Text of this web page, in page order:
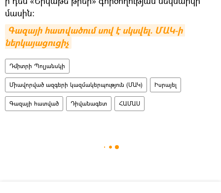
մասին։
Գազայի հատվածում սով է սկսվել. ՄԱԿ-ի
ներկայացուցիչ
Դմիտրի Պոլյանսկի
Միավորված ազգերի կազմակերպություն (ՄԱԿ) Իսրայել
Գազայի հատված Դիվանագետ ՀԱՄԱՍ